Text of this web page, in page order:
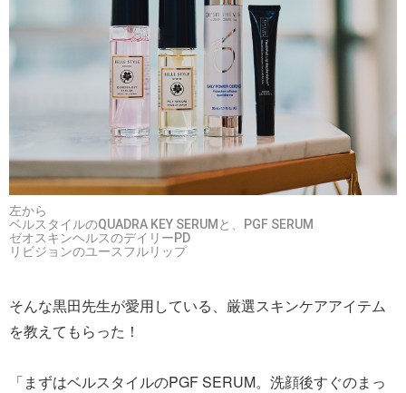
左から
ベルスタイルのQUADRA KEY SERUMと、PGF SERUM
ゼオスキンヘルスのデイリーPD
リビジョンのユースフルリップ
そんな黒田先生が愛用している、厳選スキンケアアイテム
を教えてもらった！
「まずはベルスタイルのPGF SERUM。洗顔後すぐのまっ